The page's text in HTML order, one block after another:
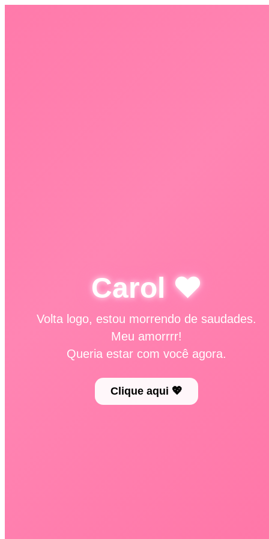
Carol ❤️
Volta logo, estou morrendo de saudades.
Meu amorrrr!
Queria estar com você agora.
Clique aqui 💖